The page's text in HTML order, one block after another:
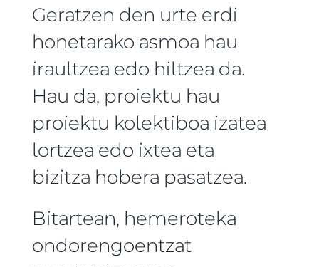
Geratzen den urte erdi
honetarako asmoa hau
iraultzea edo hiltzea da.
Hau da, proiektu hau
proiektu kolektiboa izatea
lortzea edo ixtea eta
bizitza hobera pasatzea.
Bitartean, hemeroteka
ondorengoentzat